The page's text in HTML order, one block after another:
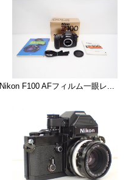
Nikon F100 AFフィルム一眼レ...